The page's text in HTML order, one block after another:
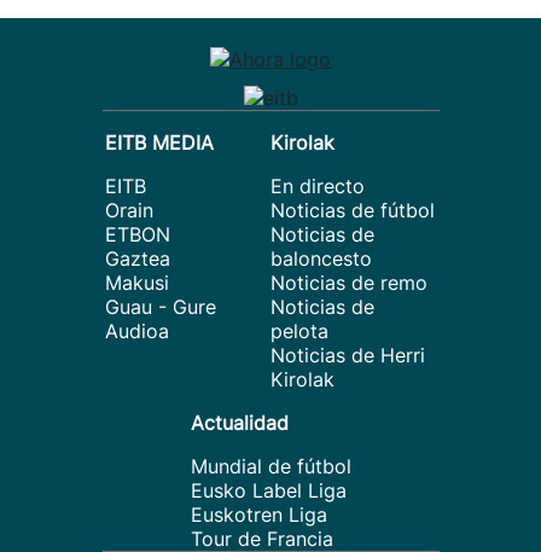
EITB MEDIA
EITB
Orain
ETBON
Gaztea
Makusi
Guau - Gure
Audioa
Kirolak
En directo
Noticias de fútbol
Noticias de
baloncesto
Noticias de remo
Noticias de
pelota
Noticias de Herri
Kirolak
Actualidad
Mundial de fútbol
Eusko Label Liga
Euskotren Liga
Tour de Francia